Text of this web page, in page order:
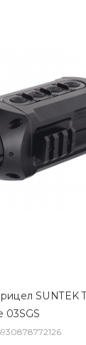
SUNTEK
03SGS